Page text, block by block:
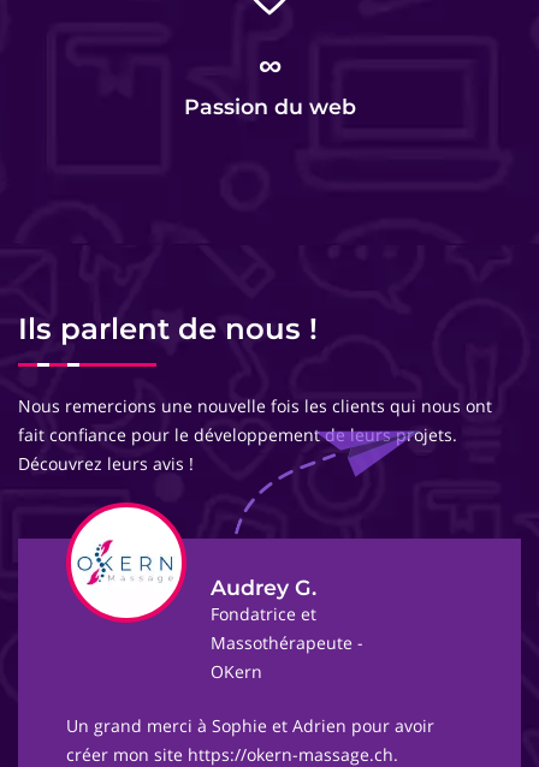
∞
Passion du web
Ils parlent de nous !
Nous remercions une nouvelle fois les clients qui nous ont
fait confiance pour le développement de leurs projets.
Découvrez leurs avis !
Audrey G.
Fondatrice et
Massothérapeute -
OKern
Un grand merci à Sophie et Adrien pour avoir
créer mon site https://okern-massage.ch.